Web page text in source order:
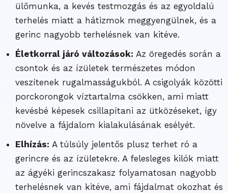
ülőmunka, a kevés testmozgás és az egyoldalú
terhelés miatt a hátizmok meggyengülnek, és a
gerinc nagyobb terhelésnek van kitéve.
Életkorral járó változások: Az öregedés során a
csontok és az ízületek természetes módon
veszítenek rugalmasságukból. A csigolyák közötti
porckorongok víztartalma csökken, ami miatt
kevésbé képesek csillapítani az ütközéseket, így
növelve a fájdalom kialakulásának esélyét.
Elhízás: A túlsúly jelentős plusz terhet ró a
gerincre és az ízületekre. A felesleges kilók miatt
az ágyéki gerincszakasz folyamatosan nagyobb
terhelésnek van kitéve, ami fájdalmat okozhat és